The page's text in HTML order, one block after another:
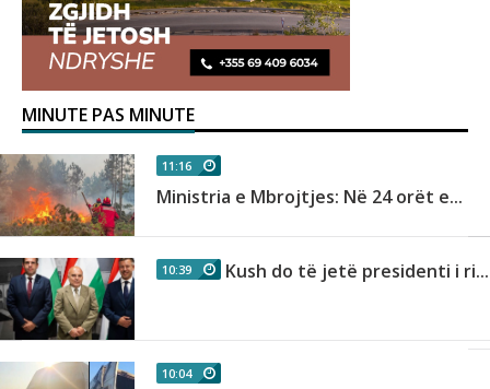
MINUTE PAS MINUTE
11:16
Ministria e Mbrojtjes: Në 24 orët e...
10:39 Kush do të jetë presidenti i ri...
10:04